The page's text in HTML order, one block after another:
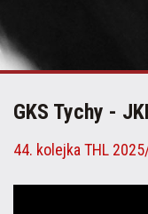
GKS Tychy -
44. kolejka THL